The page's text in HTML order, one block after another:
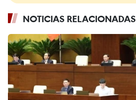
NOTICIAS RELACIONADAS